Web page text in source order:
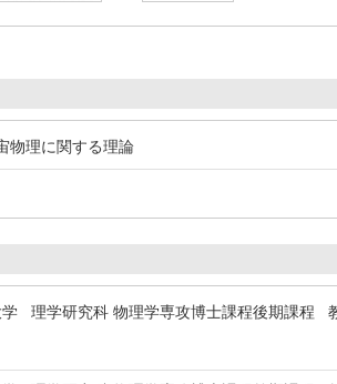
物理に関する理論
学 理学研究科 物理学専攻博士課程後期課程